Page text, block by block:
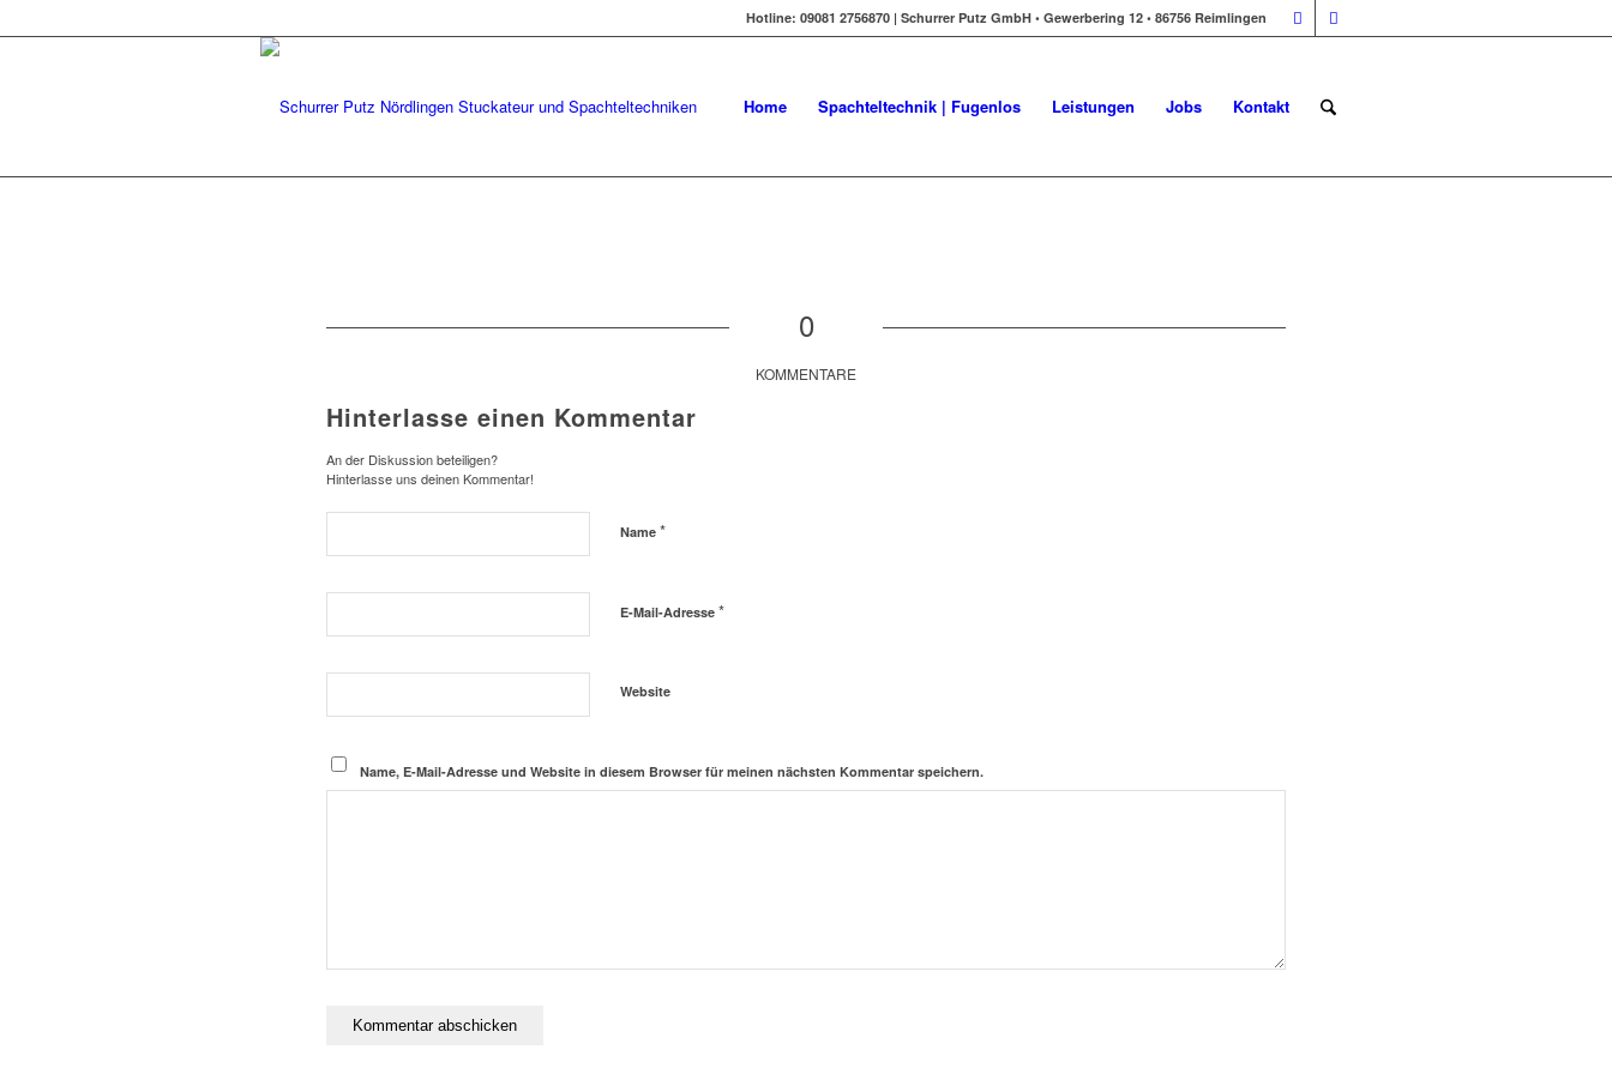
Hotline: 09081 2756870 | Schurrer Putz GmbH • Gewerbering 12 • 86756 Reimlingen
Home Spachteltechnik | Fugenlos Leistungen Jobs Kontakt
0
KOMMENTARE
Hinterlasse einen Kommentar
An der Diskussion beteiligen?
Hinterlasse uns deinen Kommentar!
Name *
E-Mail-Adresse *
Website
Name, E-Mail-Adresse und Website in diesem Browser für meinen nächsten Kommentar speichern.